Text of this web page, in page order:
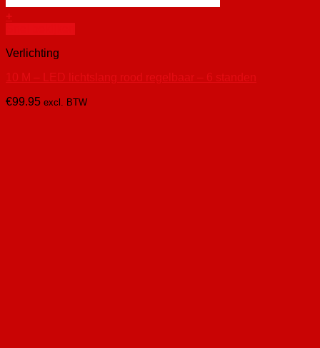
+
Verlichting
10 M – LED lichtslang rood regelbaar – 6 standen
€99.95 excl. BTW